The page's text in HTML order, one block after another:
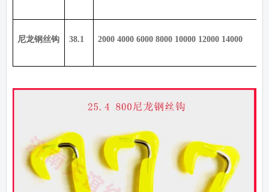
尼龙钢丝钩 38.1 2000 4000 6000 8000 10000 12000 14000